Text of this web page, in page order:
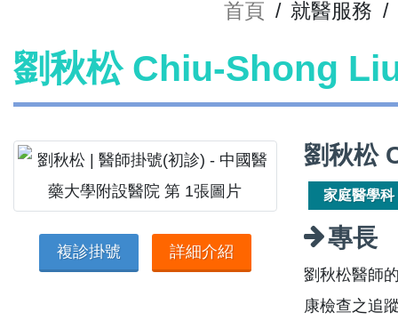
首頁 / 就醫服務 /
劉秋松 Chiu-Shong
複診掛號 詳細介紹
劉秋松
家庭醫學科
專長
劉秋松醫師
康檢查之追